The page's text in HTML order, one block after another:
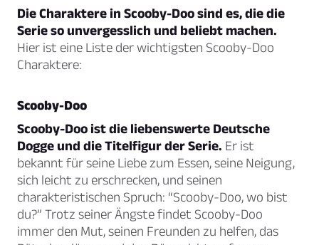
Die Charaktere in Scooby-Doo sind es, die die
Serie so unvergesslich und beliebt machen.
Hier ist eine Liste der wichtigsten Scooby-Doo
Charaktere:
Scooby-Doo
Scooby-Doo ist die liebenswerte Deutsche
Dogge und die Titelfigur der Serie. Er ist
bekannt für seine Liebe zum Essen, seine Neigung,
sich leicht zu erschrecken, und seinen
charakteristischen Spruch: “Scooby-Doo, wo bist
du?” Trotz seiner Ängste findet Scooby-Doo
immer den Mut, seinen Freunden zu helfen, das